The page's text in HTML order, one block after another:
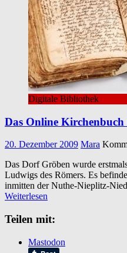
Digitale Bibliothek
Das Online
20. Dezember 2009 Mara
Das Dorf Gröben wurde
Ludwigs des Römers. Es
inmitten der Nuthe-Nieplitz-
Weiterlesen
Teilen mit:
Mastodon